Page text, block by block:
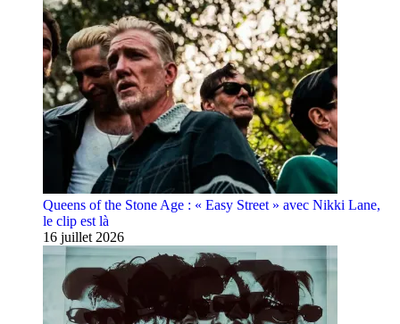
Queens of the Stone Age : « Easy Street » avec Nikki Lane,
le clip est là
16 juillet 2026